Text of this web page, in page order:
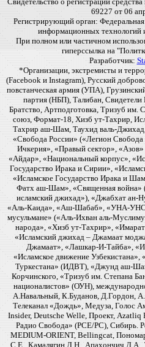
69227 от 06
Регистрирующий орган:
информационных технологий
При полном или частичном
гиперссылка на
Разработчик:
*Организации, экстремисты и
(Facebook и Instagram), Русский
повстанческая армия (УПА),
партия (НБП), Талибан,
Братство, Артподготовка, Тризуб
союз, Формат-18, Хизб ут-Тахрир,
Тахрир аш-Шам, Таухид валь-
«Свобода России» («Легион Свобода
Ичкерия», «Правый сектор»,
«Айдар», «Национальный корпус»,
Государство Ирака и Сирии»,
«Исламское Государство Ирака и
Фатх аш-Шам», «Священная война»
исламский джихад»), «Джабхат
«Аль-Каида», «Аш-Шабаб», «УНА-
мусульмане» («Аль-Ихван аль-
народа», «Хизб ут-Тахрир»,
«Исламский джихад – Джамаат
Джамаат», «Лашкар-И-Тайба»,
«Исламское движение
Туркестана» (ИДВТ), «Джунд аш-
Корчинского, «Тризуб им. Степана
националистов» (ОУН),
А.Навальный, К.Буданов, Д.Гордон,
Телеканал «Дождь», Медуза, Голос
Insider, Deutsche Welle, Проект,
Радио Свобода» (PCE/PC), Сибирь.
MEDIUM-ORIENT, Bellingcat,
С.Е., Камалягин Д.Н., Апахончич Д.А.,